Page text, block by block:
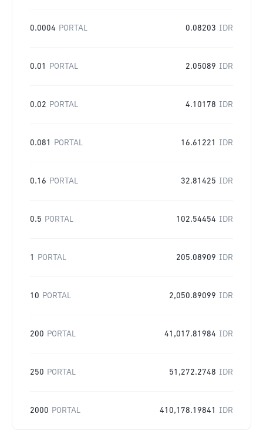
0.0004 PORTAL 0.08203 IDR
0.01 PORTAL 2.05089 IDR
0.02 PORTAL 4.10178 IDR
0.081 PORTAL 16.61221 IDR
0.16 PORTAL 32.81425 IDR
0.5 PORTAL 102.54454 IDR
1 PORTAL 205.08909 IDR
10 PORTAL 2,050.89099 IDR
200 PORTAL 41,017.81984 IDR
250 PORTAL 51,272.2748 IDR
2000 PORTAL 410,178.19841 IDR